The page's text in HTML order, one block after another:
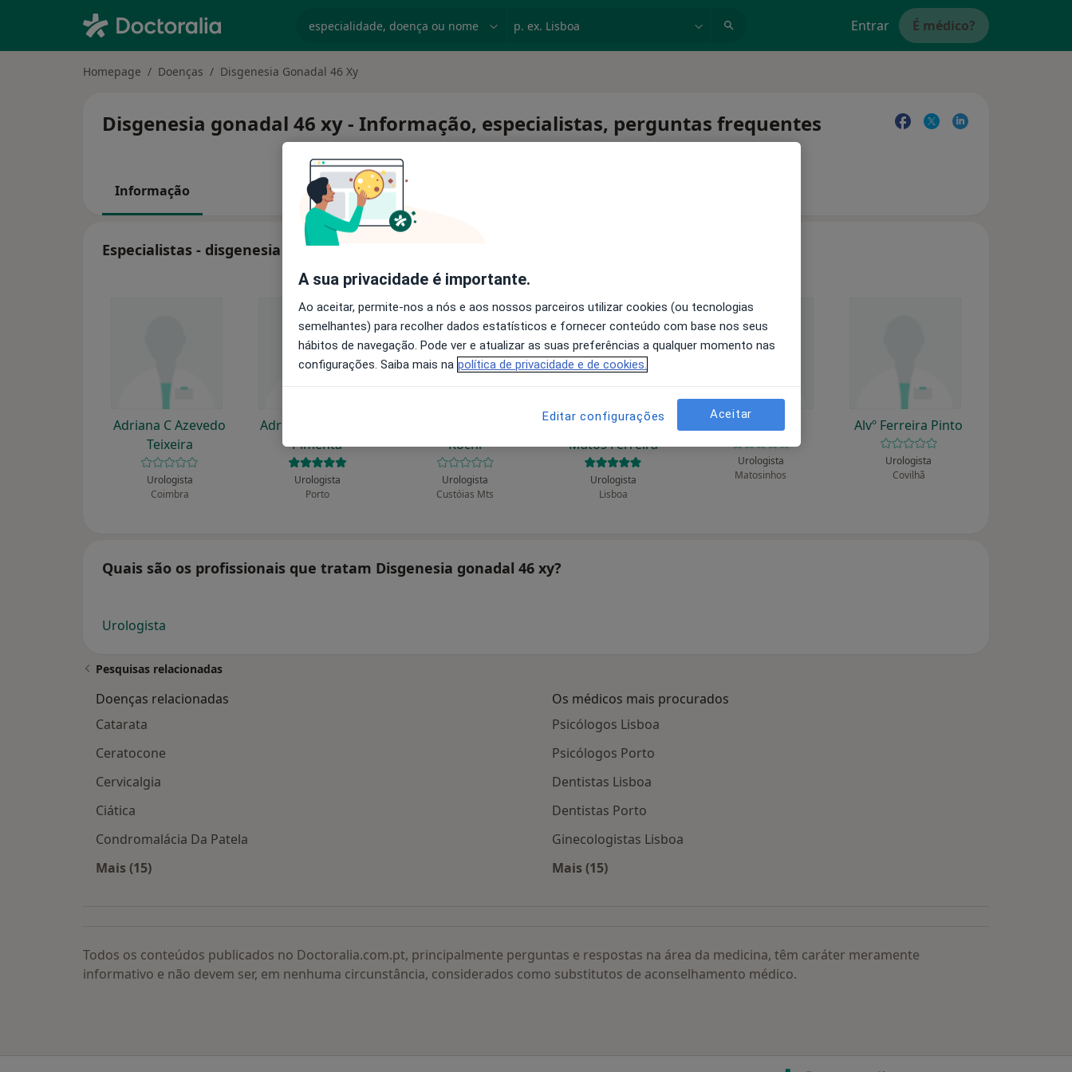
Entrar É médico?
Homepage Doenças Disgenesia Gonadal 46 Xy
Disgenesia gonadal 46 xy - Informação, especialistas, perguntas frequentes
Informação
Especialistas - disgenesia gonadal 46 xy
Adriana C Azevedo
Teixeira
Urologista
Coimbra
Adriano Fernandes
Pimenta
Urologista
Porto
Kochi
Urologista
Custóias Mts
Alberto Rodrigues de
Matos Ferreira
Urologista
Lisboa
Álvaro Costa
Urologista
Matosinhos
Alvº Ferreira Pinto
Urologista
Covilhã
Quais são os profissionais que tratam Disgenesia gonadal 46 xy?
Urologista
Pesquisas relacionadas
Doenças relacionadas
Catarata
Ceratocone
Cervicalgia
Ciática
Condromalácia Da Patela
Mais (15)
Os médicos mais procurados
Psicólogos Lisboa
Psicólogos Porto
Dentistas Lisboa
Dentistas Porto
Ginecologistas Lisboa
Mais (15)
Todos os conteúdos publicados no Doctoralia.com.pt, principalmente perguntas e respostas na área da medicina, têm caráter meramente
informativo e não devem ser, em nenhuma circunstância, considerados como substitutos de aconselhamento médico.
A sua privacidade é importante.
Ao aceitar, permite-nos a nós e aos nossos parceiros utilizar cookies (ou tecnologias
semelhantes) para recolher dados estatísticos e fornecer conteúdo com base nos seus
hábitos de navegação. Pode ver e atualizar as suas preferências a qualquer momento nas
configurações. Saiba mais na política de privacidade e de cookies.
Editar configurações Aceitar